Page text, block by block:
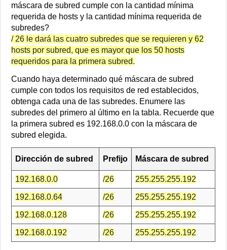
máscara de subred cumple con la cantidad mínima
requerida de hosts y la cantidad mínima requerida de
subredes?
/ 26 le dará las cuatro subredes que se requieren y 62
hosts por subred, que es mayor que los 50 hosts
requeridos para la primera subred.
Cuando haya determinado qué máscara de subred
cumple con todos los requisitos de red establecidos,
obtenga cada una de las subredes. Enumere las
subredes del primero al último en la tabla. Recuerde que
la primera subred es 192.168.0.0 con la máscara de
subred elegida.
Dirección de subred Prefijo Máscara de subred
192.168.0.0 /26 255.255.255.192
192.168.0.64 /26 255.255.255.192
192.168.0.128 /26 255.255.255.192
192.168.0.192 /26 255.255.255.192